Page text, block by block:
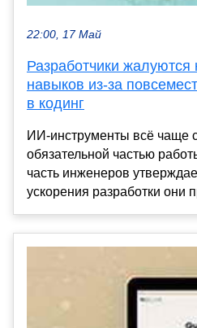
22:00, 17 Май
Разработчики
навыков из-за
в кодинг
ИИ-инструменты всё чаще
обязательной частью
часть инженеров
ускорения разработки они